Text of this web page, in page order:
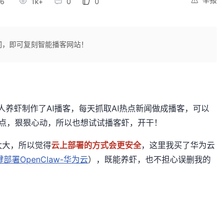
即可复刻智能播客网站！
制作了AI播客，每天抓取AI热点新闻做成播客，可以
狠狠心动，所以也想试试播客虾，开干！
，所以觉得云上部署的方式会更安全，这里我买了华为云
部署OpenClaw-华为云），既能养虾，也不担心误删我的